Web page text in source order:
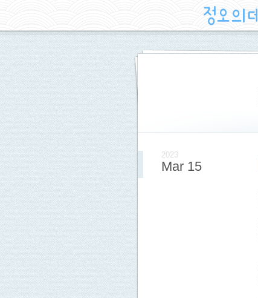
2023
Mar 15